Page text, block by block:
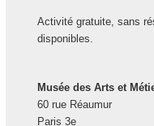
Activité gratuite, sans
disponibles.
Musée des Arts et
60 rue Réaumur
Paris 3e